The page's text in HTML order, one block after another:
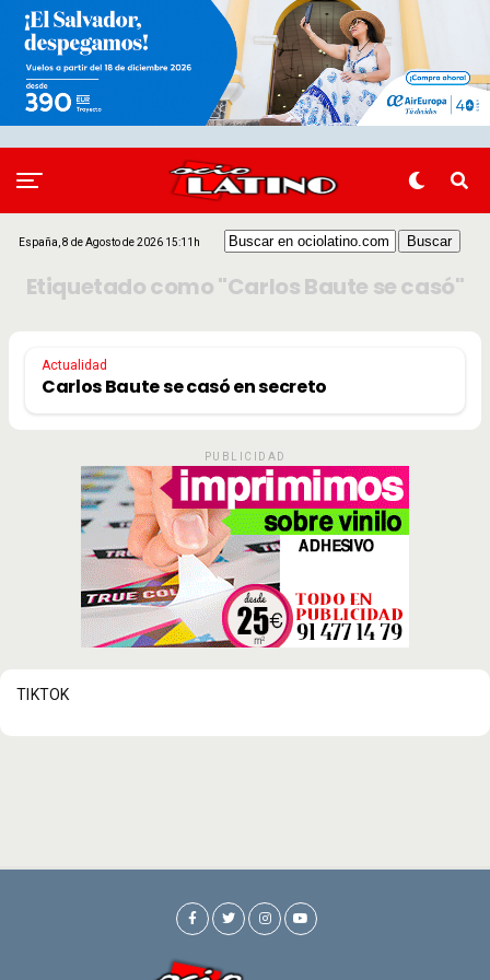
España, 8 de Agosto de 2026 15:11h
Etiquetado como "Carlos Baute se casó"
Actualidad
Carlos Baute se casó en secreto
PUBLICIDAD
TIKTOK